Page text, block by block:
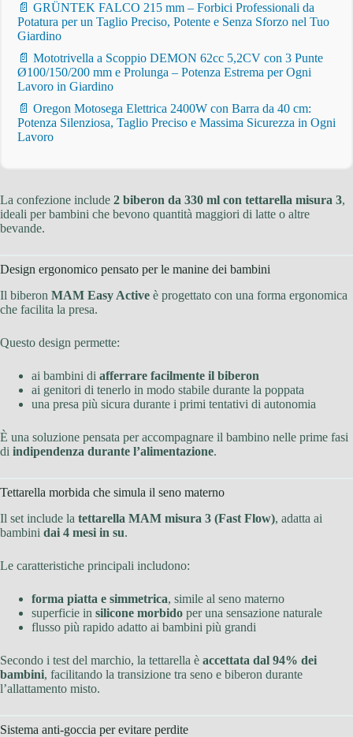
📄 GRÜNTEK FALCO 215 mm – Forbici Professionali da
Potatura per un Taglio Preciso, Potente e Senza Sforzo nel Tuo
Giardino
📄 Mototrivella a Scoppio DEMON 62cc 5,2CV con 3 Punte
Ø100/150/200 mm e Prolunga – Potenza Estrema per Ogni
Lavoro in Giardino
📄 Oregon Motosega Elettrica 2400W con Barra da 40 cm:
Potenza Silenziosa, Taglio Preciso e Massima Sicurezza in Ogni
Lavoro
La confezione include 2 biberon da 330 ml con tettarella misura 3,
ideali per bambini che bevono quantità maggiori di latte o altre
bevande.
Design ergonomico pensato per le manine dei bambini
Il biberon MAM Easy Active è progettato con una forma ergonomica
che facilita la presa.
Questo design permette:
ai bambini di afferrare facilmente il biberon
ai genitori di tenerlo in modo stabile durante la poppata
una presa più sicura durante i primi tentativi di autonomia
È una soluzione pensata per accompagnare il bambino nelle prime fasi
di indipendenza durante l’alimentazione.
Tettarella morbida che simula il seno materno
Il set include la tettarella MAM misura 3 (Fast Flow), adatta ai
bambini dai 4 mesi in su.
Le caratteristiche principali includono:
forma piatta e simmetrica, simile al seno materno
superficie in silicone morbido per una sensazione naturale
flusso più rapido adatto ai bambini più grandi
Secondo i test del marchio, la tettarella è accettata dal 94% dei
bambini, facilitando la transizione tra seno e biberon durante
l’allattamento misto.
Sistema anti-goccia per evitare perdite